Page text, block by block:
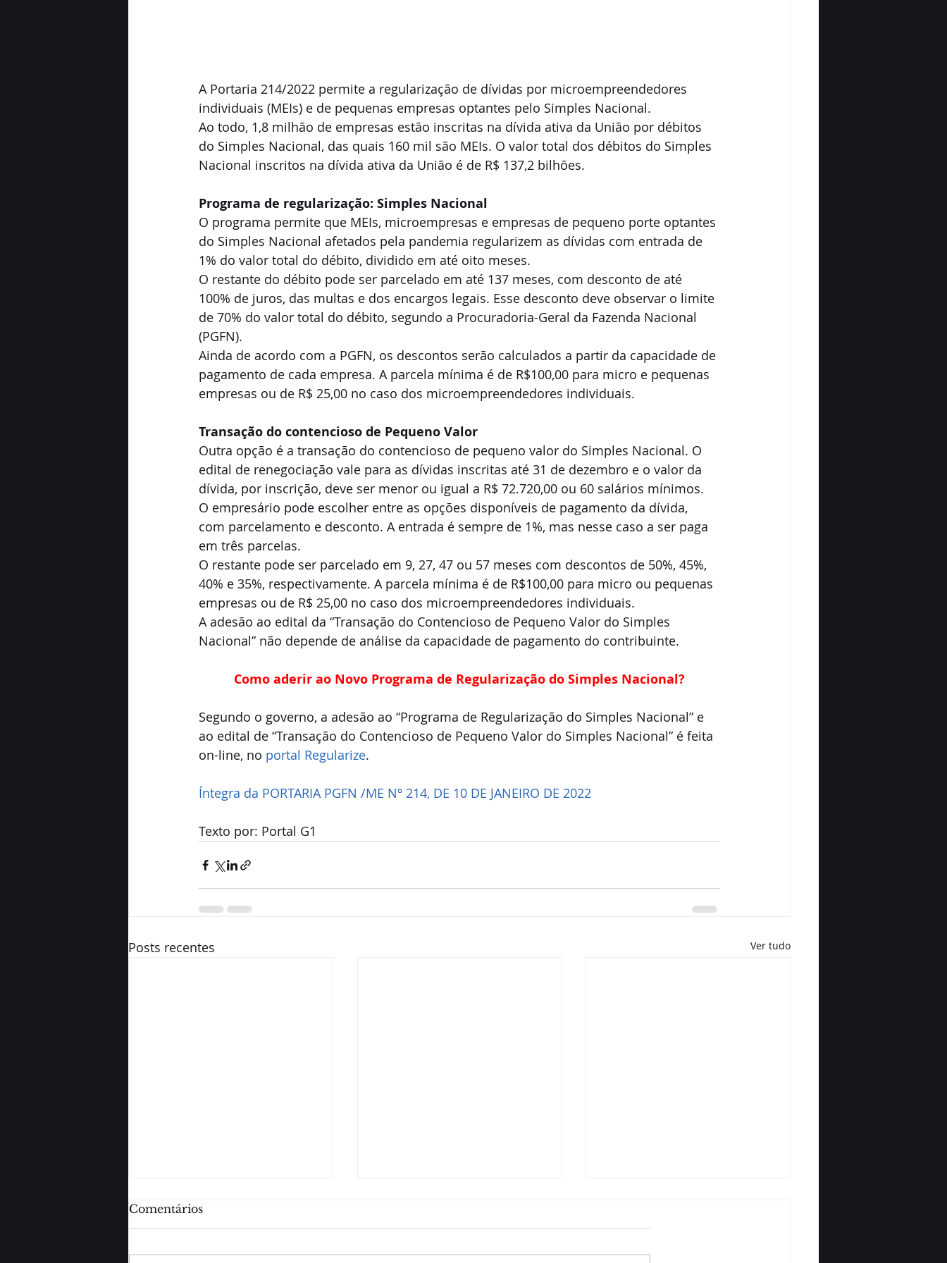
A Portaria 214/2022 permite a regularização de dívidas por microempreendedores
individuais (MEIs) e de pequenas empresas optantes pelo Simples Nacional.
Ao todo, 1,8 milhão de empresas estão inscritas na dívida ativa da União por débitos
do Simples Nacional, das quais 160 mil são MEIs. O valor total dos débitos do Simples
Nacional inscritos na dívida ativa da União é de R$ 137,2 bilhões.
Programa de regularização: Simples Nacional
O programa permite que MEIs, microempresas e empresas de pequeno porte optantes
do Simples Nacional afetados pela pandemia regularizem as dívidas com entrada de
1% do valor total do débito, dividido em até oito meses.
O restante do débito pode ser parcelado em até 137 meses, com desconto de até
100% de juros, das multas e dos encargos legais. Esse desconto deve observar o limite
de 70% do valor total do débito, segundo a Procuradoria-Geral da Fazenda Nacional
(PGFN).
Ainda de acordo com a PGFN, os descontos serão calculados a partir da capacidade de
pagamento de cada empresa. A parcela mínima é de R$100,00 para micro e pequenas
empresas ou de R$ 25,00 no caso dos microempreendedores individuais.
Transação do contencioso de Pequeno Valor
Outra opção é a transação do contencioso de pequeno valor do Simples Nacional. O
edital de renegociação vale para as dívidas inscritas até 31 de dezembro e o valor da
dívida, por inscrição, deve ser menor ou igual a R$ 72.720,00 ou 60 salários mínimos.
O empresário pode escolher entre as opções disponíveis de pagamento da dívida,
com parcelamento e desconto. A entrada é sempre de 1%, mas nesse caso a ser paga
em três parcelas.
O restante pode ser parcelado em 9, 27, 47 ou 57 meses com descontos de 50%, 45%,
40% e 35%, respectivamente. A parcela mínima é de R$100,00 para micro ou pequenas
empresas ou de R$ 25,00 no caso dos microempreendedores individuais.
A adesão ao edital da “Transação do Contencioso de Pequeno Valor do Simples
Nacional” não depende de análise da capacidade de pagamento do contribuinte.
Como aderir ao Novo Programa de Regularização do Simples Nacional?
Segundo o governo, a adesão ao “Programa de Regularização do Simples Nacional” e
ao edital de “Transação do Contencioso de Pequeno Valor do Simples Nacional” é feita
on-line, no portal Regularize.
Íntegra da PORTARIA PGFN /ME Nº 214, DE 10 DE JANEIRO DE 2022
Texto por: Portal G1
Posts recentes Ver tudo
Comentários